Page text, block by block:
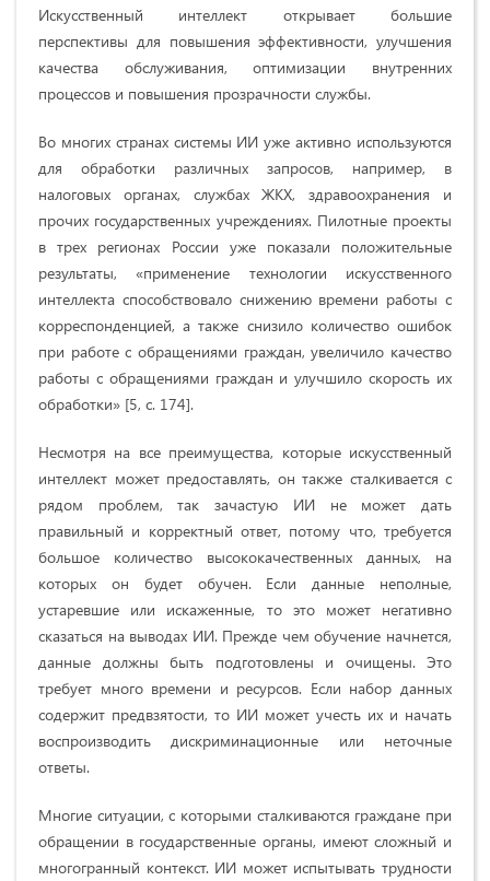
Искусственный интеллект открывает большие
перспективы для повышения эффективности, улучшения
качества обслуживания, оптимизации внутренних
процессов и повышения прозрачности службы.
Во многих странах системы ИИ уже активно используются
для обработки различных запросов, например, в
налоговых органах, службах ЖКХ, здравоохранения и
прочих государственных учреждениях. Пилотные проекты
в трех регионах России уже показали положительные
результаты, «применение технологии искусственного
интеллекта способствовало снижению времени работы с
корреспонденцией, а также снизило количество ошибок
при работе с обращениями граждан, увеличило качество
работы с обращениями граждан и улучшило скорость их
обработки» [5, с. 174].
Несмотря на все преимущества, которые искусственный
интеллект может предоставлять, он также сталкивается с
рядом проблем, так зачастую ИИ не может дать
правильный и корректный ответ, потому что, требуется
большое количество высококачественных данных, на
которых он будет обучен. Если данные неполные,
устаревшие или искаженные, то это может негативно
сказаться на выводах ИИ. Прежде чем обучение начнется,
данные должны быть подготовлены и очищены. Это
требует много времени и ресурсов. Если набор данных
содержит предвзятости, то ИИ может учесть их и начать
воспроизводить дискриминационные или неточные
ответы.
Многие ситуации, с которыми сталкиваются граждане при
обращении в государственные органы, имеют сложный и
многогранный контекст. ИИ может испытывать трудности